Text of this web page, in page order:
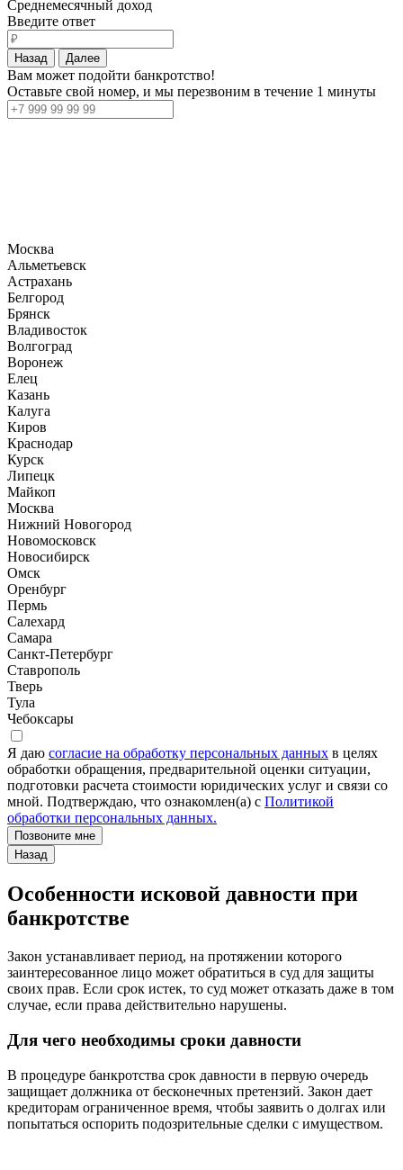
Среднемесячный доход
Введите ответ
Назад Далее
Вам может подойти банкротство!
Оставьте свой номер, и мы перезвоним в течение 1 минуты
Москва
Альметьевск
Астрахань
Белгород
Брянск
Владивосток
Волгоград
Воронеж
Елец
Казань
Калуга
Киров
Краснодар
Курск
Липецк
Майкоп
Москва
Нижний Новогород
Новомосковск
Новосибирск
Омск
Оренбург
Пермь
Салехард
Самара
Санкт-Петербург
Ставрополь
Тверь
Тула
Чебоксары
Я даю согласие на обработку персональных данных в целях
обработки обращения, предварительной оценки ситуации,
подготовки расчета стоимости юридических услуг и связи со
мной. Подтверждаю, что ознакомлен(а) с Политикой
обработки персональных данных.
Позвоните мне
Назад
Особенности исковой давности при
банкротстве
Закон устанавливает период, на протяжении которого
заинтересованное лицо может обратиться в суд для защиты
своих прав. Если срок истек, то суд может отказать даже в том
случае, если права действительно нарушены.
Для чего необходимы сроки давности
В процедуре банкротства срок давности в первую очередь
защищает должника от бесконечных претензий. Закон дает
кредиторам ограниченное время, чтобы заявить о долгах или
попытаться оспорить подозрительные сделки с имуществом.